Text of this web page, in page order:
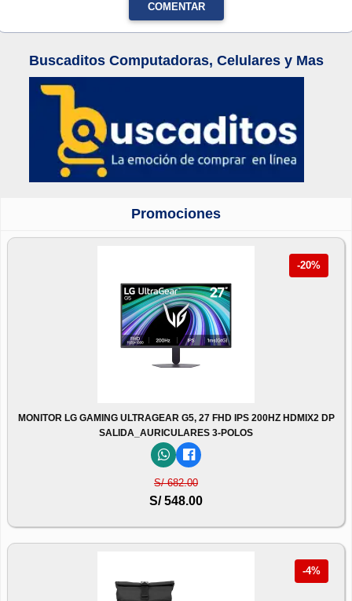
COMENTAR
Buscaditos Computadoras, Celulares y Mas
Promociones
-20%
MONITOR LG GAMING ULTRAGEAR G5, 27 FHD IPS 200HZ HDMIX2 DP
SALIDA_AURICULARES 3-POLOS
S/ 682.00
S/ 548.00
-4%